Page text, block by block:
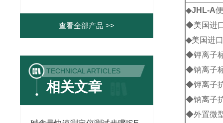
查看全部产品 >>
TECHNICAL ARTICLES
相关文章
◆JHL-A
◆美国进
◆美国进
◆钾离子
◆钠离子
◆钾离子
◆钠离子
◆外置微